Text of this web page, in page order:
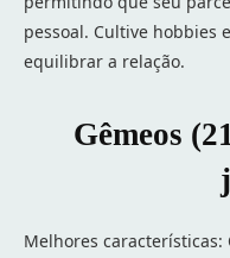
pessoal. Cultive hobbies
equilibrar a relação.
Gêmeos
Melhores